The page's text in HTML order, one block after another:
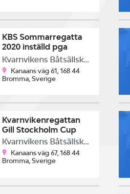
KBS Sommarregatta
2020 inställd pga
Corona
Kvarnvikens Båtsällskap
Kanaans väg 61, 168 44
Bromma, Sverige
Kvarnvikenregattan
Gill Stockholm Cup
Kvarnvikens Båtsällskap
Kanaans väg 67, 168 44
Bromma, Sverige